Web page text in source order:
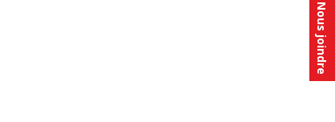
Nous joindre